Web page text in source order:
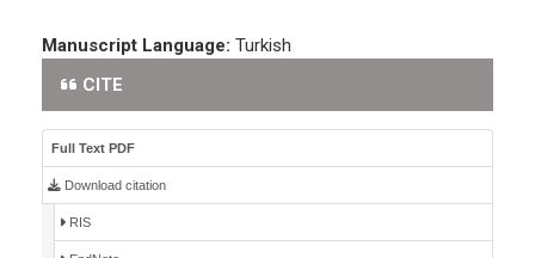
Manuscript Language: Turkish
CITE
Full Text PDF
Download citation
RIS